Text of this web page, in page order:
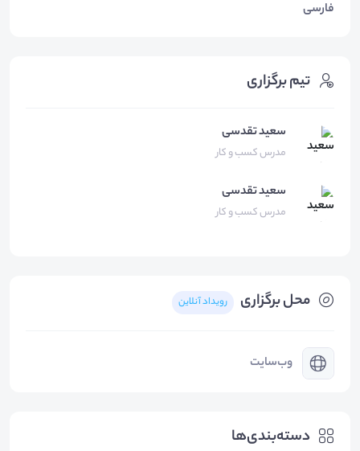
فارسی
محل برگزاری رویداد آنلاین
وب‌سایت
دسته‌بندی‌ها
تیم برگزاری
سعید تقدسی
مدرس کسب و کار
سعیدتقدسی
مدرس کسب و کار